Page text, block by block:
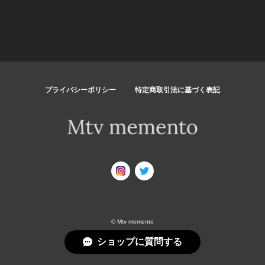
プライバシーポリシー 特定商取引法に基づく表記
© Mtv memento
ショップに質問する